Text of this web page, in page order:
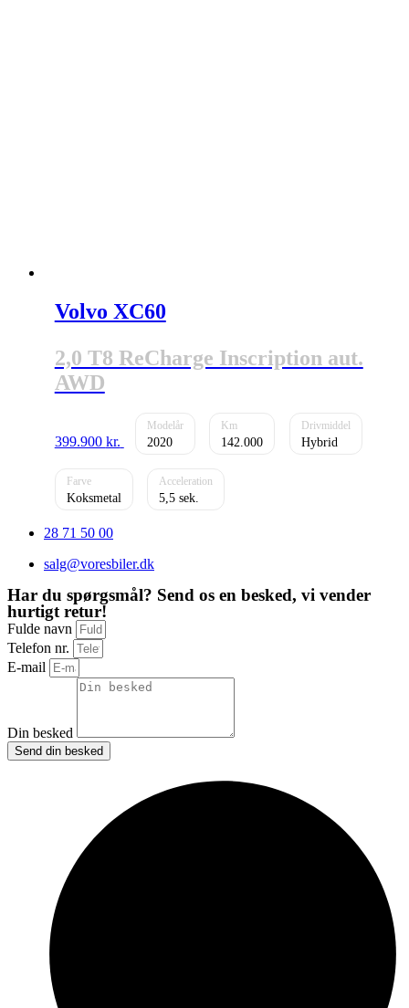
Volvo XC60
2,0 T8 ReCharge Inscription aut.
AWD
399.900 kr. 2020 142.000 Hybrid
Koksmetal 5,5
28 71 50 00
salg@voresbiler.dk
Har du spørgsmål? Send os en besked, vi vender
hurtigt retur!
Fulde navn
Telefon nr.
E-mail
Din besked
Send din besked